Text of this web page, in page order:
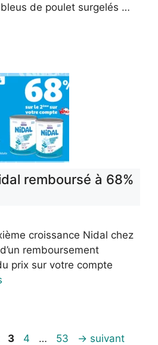
de poulet surgelés …
remboursé à 68%
croissance Nidal chez
remboursement
prix sur votre compte
Page
3 Page
4 … Page
53 → suivant